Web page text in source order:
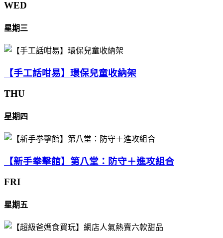
WED
星期三
【手工話咁易】環保兒童收納架
THU
星期四
【新手拳擊館】第八堂：防守＋進攻組合
FRI
星期五